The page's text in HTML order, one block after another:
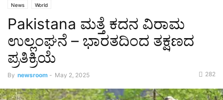
News World
Pakistana ಮತ್ತೆ ಕದನ ವಿರಾಮ
ಉಲ್ಲಂಘನೆ – ಭಾರತದಿಂದ ತಕ್ಷಣದ
ಪ್ರತಿಕ್ರಿಯೆ
By newsroom - May 2, 2025 282